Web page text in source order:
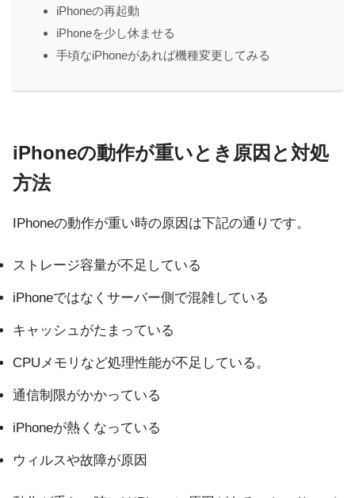
iPhoneの再起動
iPhoneを少し休ませる
手頃なiPhoneがあれば機種変更してみる
iPhoneの動作が重いとき原因と対処
方法
IPhoneの動作が重い時の原因は下記の通りです。
ストレージ容量が不足している
iPhoneではなくサーバー側で混雑している
キャッシュがたまっている
CPUメモリなど処理性能が不足している。
通信制限がかかっている
iPhoneが熱くなっている
ウィルスや故障が原因